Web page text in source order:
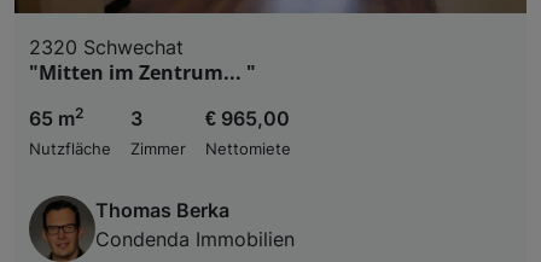
2320 Schwechat
"Mitten im Zentrum... "
65 m2
Nutzfläche
3
Zimmer
€ 965,00
Nettomiete
Thomas Berka
Condenda Immobilien